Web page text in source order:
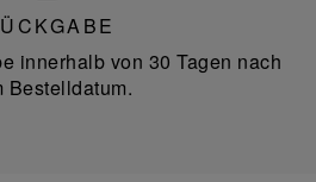
innerhalb von 30 Tagen nach
Bestelldatum.